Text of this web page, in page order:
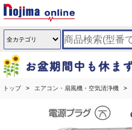
トップ エアコン・扇風機・空気清浄機